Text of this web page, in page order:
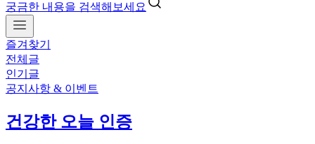
궁금한 내용을 검색해보세요
즐겨찾기
전체글
인기글
공지사항 & 이벤트
건강한 오늘 인증